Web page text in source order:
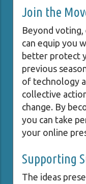
Join the
Beyond
can equip you
better protect
previous
of technology
collective
change. By
you can take
your online
Supporting
The ideas